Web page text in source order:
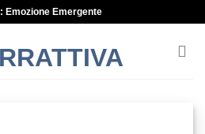
Emozione Emergente